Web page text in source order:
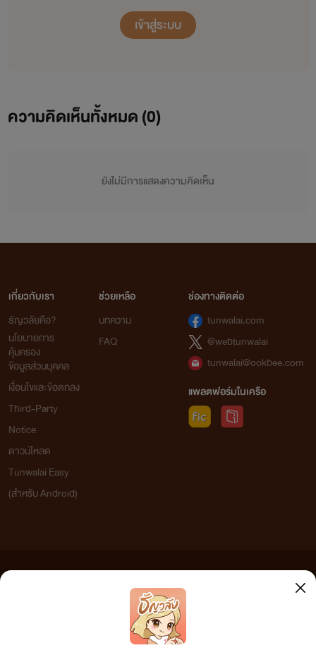
เข้าสู่ระบบ
ความคิดเห็นทั้งหมด (0)
ยังไม่มีการแสดงความคิดเห็น
เกี่ยวกับเรา
ธัญวลัยคือ?
นโยบายการ
คุ้มครอง
ข้อมูลส่วนบุคคล
เงื่อนไขและข้อตกลง
Third-Party
Notice
ดาวน์โหลด
Tunwalai Easy
(สำหรับ Android)
ช่วยเหลือ
บทความ
FAQ
ช่องทางติดต่อ
tunwalai.com
@webtunwalai
tunwalai@ookbee.com
แพลตฟอร์มในเครือ
เว็บไซต์แห่งนี้ไม่ได้เห็นด้วยและไม่ขอรับผิดชอบต่อข้อความใดๆ ทั้งสิ้น ดังนั้นผู้อ่านทุกท่านโปรดใช้
วิจารณญาณในการกลั่นกรองด้วยตนเอง และหากท่านพบข้อความใดๆ ที่ขัดต่อกฎหมายและศีลธรรม
กรุณาแจ้งมาที่ tunwalai@ookbee.com เพื่อทีมงานจะได้ดำเนินการในทันที ทั้งนี้ ทางเว็บไซต์ขอสงวน
ลิขสิทธิ์ตามพระราชบัญญัติลิขสิทธิ์ (ฉบับเพิ่มเติม) พ.ศ.2558